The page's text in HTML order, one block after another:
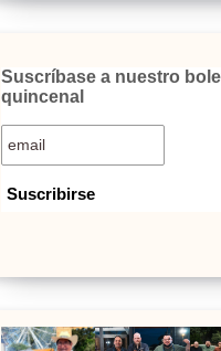
Suscríbase a nuestro
quincenal